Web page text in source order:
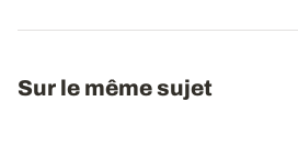
Sur le même sujet